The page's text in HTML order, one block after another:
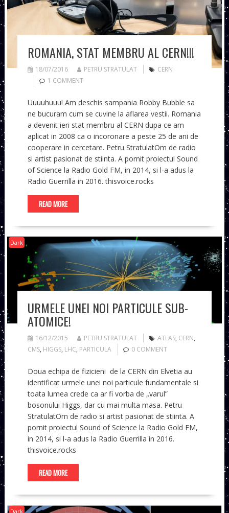
ROMANIA, STAT MEMBRU AL CERN!!!
18/07/2016 PETRU STRATULAT
CERN
1 COMMENT
Uuuuhuuu! Am deschis sampania Robby Bubble sa
ne bucuram cum se cuvine la aflarea vestii. Romania
a devenit ieri stat membru al CERN dupa ce am
aplicat in 2008 ca o incoronare a peste 25 de ani de
cooperare in cercetare. Petru StratulatOm de radio
si artist pasionat de stiinta. A pornit proiectul Sound
of Science la Radio Gold FM, in 2014, si l-a adus la
Radio Guerrilla in 2016. thisvoice.rocks
READ MORE
Dark
URMELE UNEI NOI PARTICULE SUB-
ATOMICE!
16/12/2015 PETRU STRATULAT ATLAS, CERN,
CMS, HIGGS, LHC, PARTICULA 0 COMMENT
Doua echipa de fizicieni de la CERN din Elvetia au
identificat urmele unei noi particule fundamentale si
toata lumea crede ca ar fi vorba de „varul”
bosonului Higgs, dar cu mai multa masa. Petru
StratulatOm de radio si artist pasionat de stiinta. A
pornit proiectul Sound of Science la Radio Gold FM,
in 2014, si l-a adus la Radio Guerrilla in 2016.
thisvoice.rocks
READ MORE
Dark